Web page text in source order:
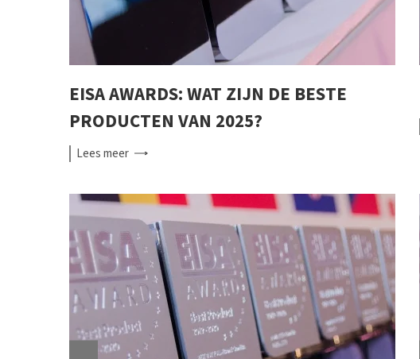
EISA AWARDS: WAT ZIJN DE BESTE
PRODUCTEN VAN 2025?
Leesmeer